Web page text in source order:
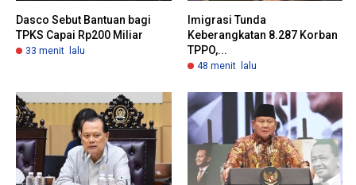
Dasco Sebut Bantuan bagi
TPKS Capai Rp200 Miliar
33 menit lalu
Imigrasi Tunda
Keberangkatan 8.287 Korban
TPPO,...
48 menit lalu